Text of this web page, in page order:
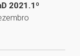
2021.1º